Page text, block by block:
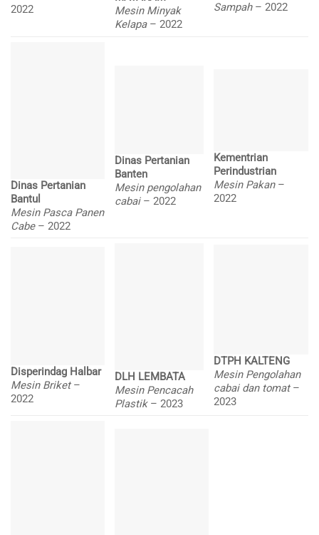
2022
Mesin Minyak
Kelapa – 2022
Sampah – 2022
Dinas Pertanian
Bantul
Mesin Pasca Panen
Cabe – 2022
Dinas Pertanian
Banten
Mesin pengolahan
cabai – 2022
Kementrian
Perindustrian
Mesin Pakan –
2022
Disperindag Halbar
Mesin Briket –
2022
DLH LEMBATA
Mesin Pencacah
Plastik – 2023
DTPH KALTENG
Mesin Pengolahan
cabai dan tomat –
2023